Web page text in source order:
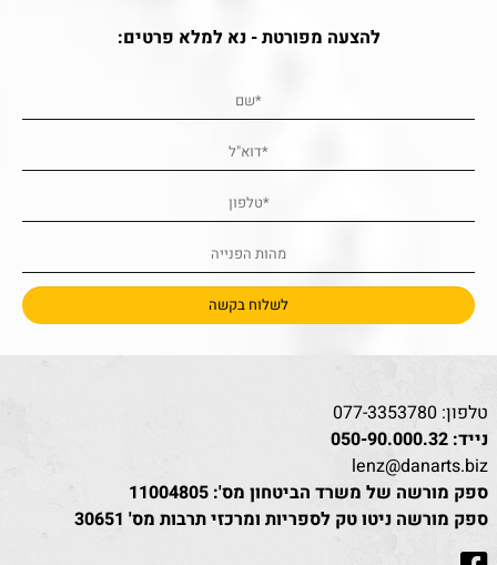
להצעה מפורטת - נא למלא פרטים:
טלפון: 077-3353780
נייד: 050-90.000.32
lenz@danarts.biz
ספק מורשה של משרד הביטחון מס': 11004805
ספק מורשה ניטו טק לספריות ומרכזי תרבות מס' 30651